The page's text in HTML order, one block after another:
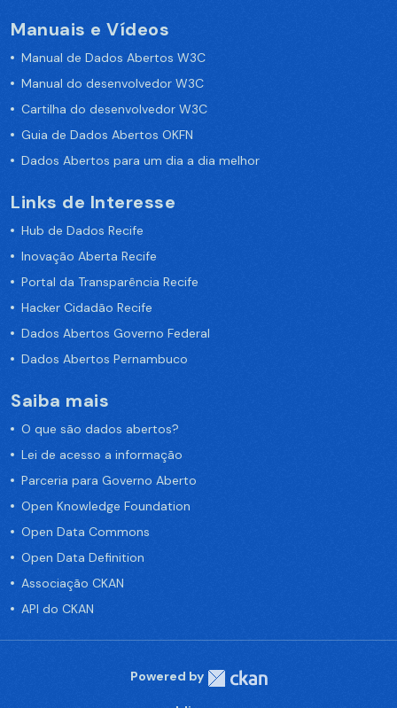
Manuais e Vídeos
Manual de Dados Abertos W3C
Manual do desenvolvedor W3C
Cartilha do desenvolvedor W3C
Guia de Dados Abertos OKFN
Dados Abertos para um dia a dia melhor
Links de Interesse
Hub de Dados Recife
Inovação Aberta Recife
Portal da Transparência Recife
Hacker Cidadão Recife
Dados Abertos Governo Federal
Dados Abertos Pernambuco
Saiba mais
O que são dados abertos?
Lei de acesso a informação
Parceria para Governo Aberto
Open Knowledge Foundation
Open Data Commons
Open Data Definition
Associação CKAN
API do CKAN
Powered by